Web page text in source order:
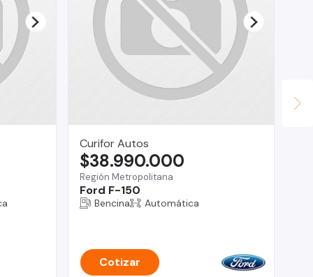
Curifor Autos
Región Metropolitana
Ford F-150
$38.990.000
Bencina Automática
Cotizar
La